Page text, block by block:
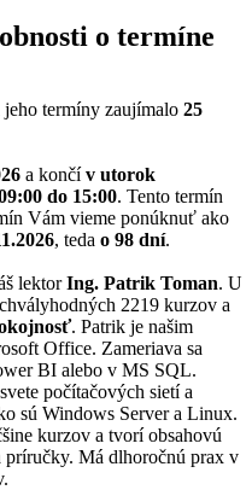
o termíne
jeho termíny zaujímalo 25
a končív utorok
do 15:00. Tento termín
Vám vieme ponúknuť ako
, teda o 98 dní.
lektorIng. Patrik Toman. U
2219 kurzov a
. Patrik je našim
Office. Zameriava sa
BI alebo v MS SQL.
počítačových sietí a
sú Windows Server a Linux.
kurzov a tvorí obsahovú
Má dlhoročnú prax v